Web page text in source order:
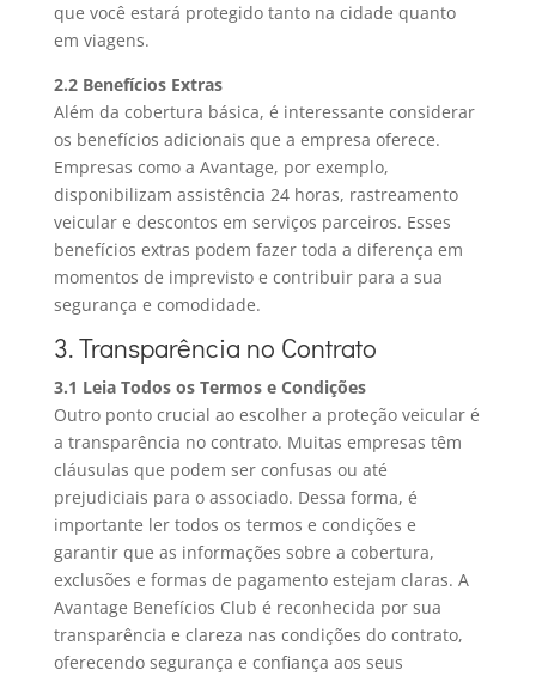
que você estará protegido tanto na cidade quanto
em viagens.
2.2 Benefícios Extras
Além da cobertura básica, é interessante considerar
os benefícios adicionais que a empresa oferece.
Empresas como a Avantage, por exemplo,
disponibilizam assistência 24 horas, rastreamento
veicular e descontos em serviços parceiros. Esses
benefícios extras podem fazer toda a diferença em
momentos de imprevisto e contribuir para a sua
segurança e comodidade.
3. Transparência no Contrato
3.1 Leia Todos os Termos e Condições
Outro ponto crucial ao escolher a proteção veicular é
a transparência no contrato. Muitas empresas têm
cláusulas que podem ser confusas ou até
prejudiciais para o associado. Dessa forma, é
importante ler todos os termos e condições e
garantir que as informações sobre a cobertura,
exclusões e formas de pagamento estejam claras. A
Avantage Benefícios Club é reconhecida por sua
transparência e clareza nas condições do contrato,
oferecendo segurança e confiança aos seus